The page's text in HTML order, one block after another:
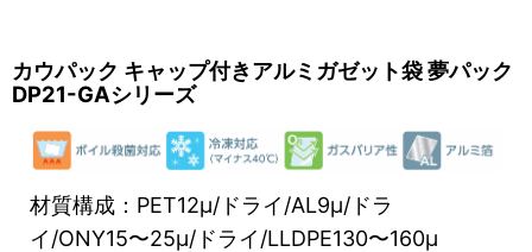
カウパック キャップ付きアルミガゼット袋 夢パック
DP21-GAシリーズ
材質構成：PET12μ/ドライ/AL9μ/ドラ
イ/ONY15〜25μ/ドライ/LLDPE130〜160μ